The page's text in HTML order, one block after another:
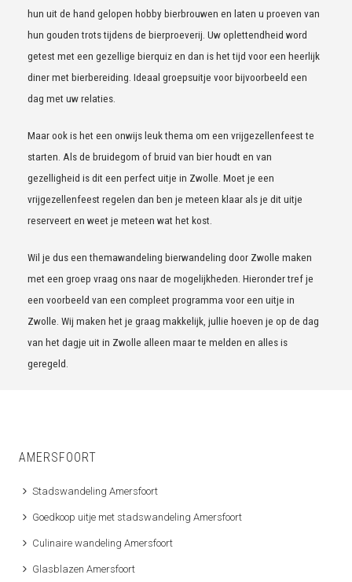
hun uit de hand gelopen hobby bierbrouwen en laten u proeven van
hun gouden trots tijdens de bierproeverij. Uw oplettendheid word
getest met een gezellige bierquiz en dan is het tijd voor een heerlijk
diner met bierbereiding. Ideaal groepsuitje voor bijvoorbeeld een
dag met uw relaties.
Maar ook is het een onwijs leuk thema om een vrijgezellenfeest te
starten. Als de bruidegom of bruid van bier houdt en van
gezelligheid is dit een perfect uitje in Zwolle. Moet je een
vrijgezellenfeest regelen dan ben je meteen klaar als je dit uitje
reserveert en weet je meteen wat het kost.
Wil je dus een themawandeling bierwandeling door Zwolle maken
met een groep vraag ons naar de mogelijkheden. Hieronder tref je
een voorbeeld van een compleet programma voor een uitje in
Zwolle. Wij maken het je graag makkelijk, jullie hoeven je op de dag
van het dagje uit in Zwolle alleen maar te melden en alles is
geregeld.
AMERSFOORT
Stadswandeling Amersfoort
Goedkoop uitje met stadswandeling Amersfoort
Culinaire wandeling Amersfoort
Glasblazen Amersfoort